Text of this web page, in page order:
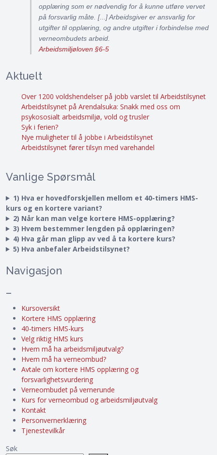
opplæring som er nødvendig for å kunne utføre vervet
på forsvarlig måte. [...] Arbeidsgiver er ansvarlig for
utgifter til opplæring, og andre utgifter i forbindelse med
verneombudets arbeid.
Arbeidsmiljøloven §6-5
Aktuelt
Over 1200 voldshendelser på jobb varslet til Arbeidstilsynet
Arbeidstilsynet på Arendalsuka: Snakk med oss om
psykososialt arbeidsmiljø, vold og trusler
Syk i ferien?
Nye muligheter til å jobbe i Arbeidstilsynet
Arbeidstilsynet fører tilsyn med varehandel
Vanlige Spørsmål
1) Hva er hovedforskjellen mellom et 40-timers HMS-
kurs og en kortere variant?
2) Når kan man velge kortere HMS-opplæring?
3) Hvem bestemmer lengden på opplæringen?
4) Hva går man glipp av ved å ta kortere kurs?
5) Hva anbefaler Arbeidstilsynet?
Navigasjon
–
Kursoversikt
Kortere HMS opplæring
40-timers HMS-kurs
Velg riktig HMS kurs
Hvem må ha arbeidsmiljøutvalg?
Hvem må ha verneombud?
Avtale om kortere HMS opplæring og
forsvarlighetsvurdering
Verneombudet på vernerunde
Kurs for verneombud og arbeidsmiljøutvalg
Kontakt
Personvernerklæring
Tjenestevilkår
Søk